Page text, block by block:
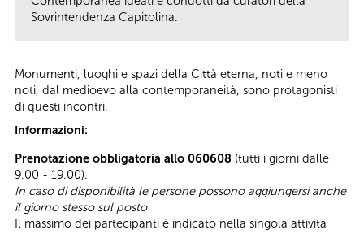
Sovrintendenza Capitolina.
Monumenti, luoghi e spazi della Città eterna, noti e meno
noti, dal medioevo alla contemporaneità, sono protagonisti
di questi incontri.
Informazioni:
Prenotazione obbligatoria allo 060608 (tutti i giorni dalle
9.00 - 19.00).
In caso di disponibilità le persone possono aggiungersi anche
il giorno stesso sul posto
Il massimo dei partecipanti è indicato nella singola attività